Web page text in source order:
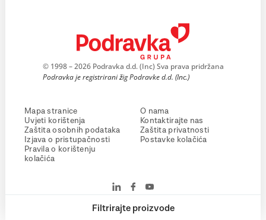
Filtrirajte proizvode
© 1998 – 2026 Podravka d.d. (Inc) Sva prava pridržana
Podravka je registrirani žig Podravke d.d. (Inc.)
Mapa stranice
Uvjeti korištenja
Zaštita osobnih podataka
Izjava o pristupačnosti
Pravila o korištenju
kolačića
O nama
Kontaktirajte nas
Zaštita privatnosti
Postavke kolačića